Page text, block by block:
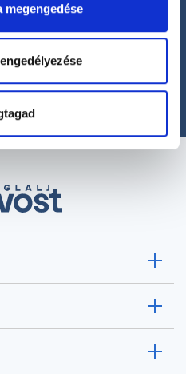
megengedése
700-1398
20:00)